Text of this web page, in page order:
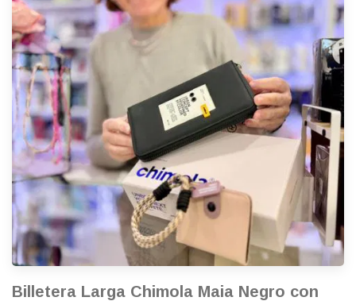
Billetera Larga Chimola Maia Negro con